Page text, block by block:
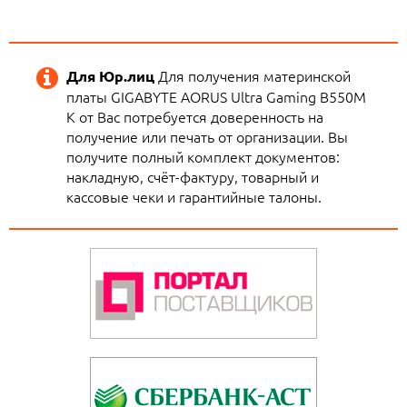
Для Юр.лиц Для получения материнской
платы GIGABYTE AORUS Ultra Gaming B550M
K от Вас потребуется доверенность на
получение или печать от организации. Вы
получите полный комплект документов:
накладную, счёт-фактуру, товарный и
кассовые чеки и гарантийные талоны.